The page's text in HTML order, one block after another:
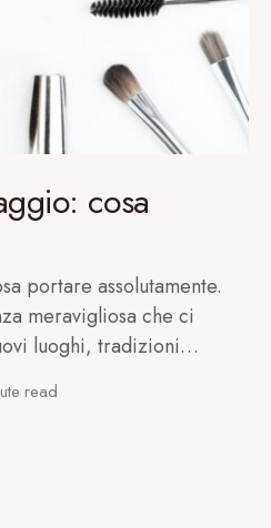
cosa
portare assolutamente.
meravigliosa che ci
luoghi, tradizioni…
read